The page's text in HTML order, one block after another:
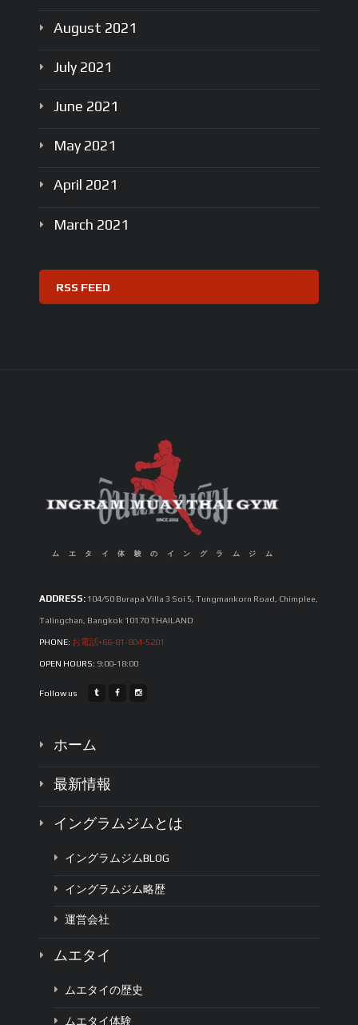
August 2021
July 2021
June 2021
May 2021
April 2021
March 2021
RSS FEED
ムエタイ体験のイングラムジム
ADDRESS: 104/50 Burapa Villa 3 Soi 5, Tungmankorn Road, Chimplee,
Talingchan, Bangkok 10170 THAILAND
PHONE: お電話+66-81-804-5201
OPEN HOURS: 9:00-18:00
Follow us
ホーム
最新情報
イングラムジムとは
イングラムジムBLOG
イングラムジム略歴
運営会社
ムエタイ
ムエタイの歴史
ムエタイ体験